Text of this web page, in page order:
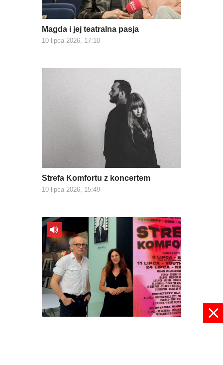
Magda i jej teatralna pasja
10 lipca 2026, 17:10
Strefa Komfortu z koncertem
10 lipca 2026, 15:49